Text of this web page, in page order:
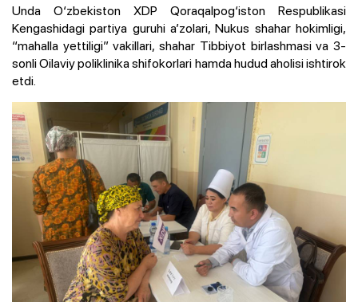
Unda O‘zbekiston XDP Qoraqalpog‘iston Respublikasi
Kengashidagi partiya guruhi a’zolari, Nukus shahar hokimligi,
“mahalla yettiligi” vakillari, shahar Tibbiyot birlashmasi va 3-
sonli Oilaviy poliklinika shifokorlari hamda hudud aholisi ishtirok
etdi.